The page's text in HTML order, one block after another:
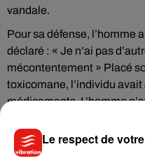
vandale.
Pour sa défense, l’homme
déclaré : « Je n’ai pas
mécontentement » Placé
toxicomane, l’individu
médicaments. L’homme
gérer son argent. N’ayant
l’allocation adulte
utiliser son argent comme il
Le respect de